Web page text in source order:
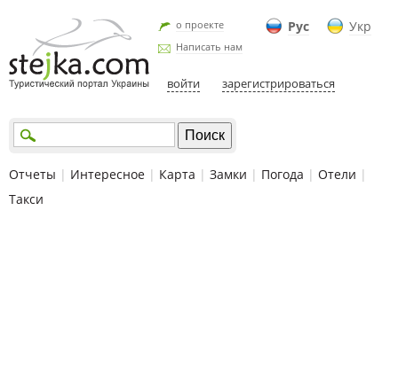
Рус Укр
о проекте
Написать нам
войти зарегистрироваться
Отчеты | Интересное | Карта | Замки | Погода | Отели |
Такси